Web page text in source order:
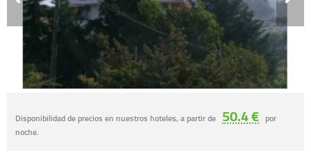
Disponibilidad de precios en nuestros hoteles, a partir de 50.4 € por
noche.